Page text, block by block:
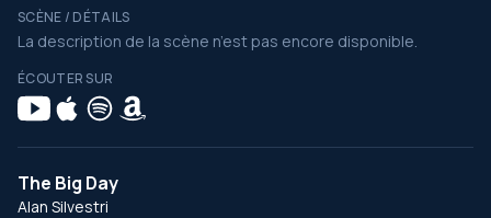
SCÈNE / DÉTAILS
La description de la scène n’est pas encore disponible.
ÉCOUTER SUR
The Big Day
Alan Silvestri